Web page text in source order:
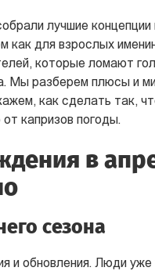
лучшие
как для взрослых
которые ломают
Мы разберем плюсы и
как сделать так,
капризов погоды.
в
сезона
и обновления. Люди уже